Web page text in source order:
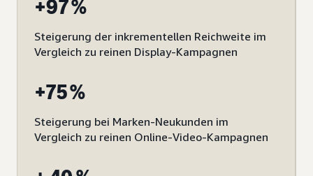
+97 %
Steigerung der inkrementellen Reichweite im
Vergleich zu reinen Display-Kampagnen
+75 %
Steigerung bei Marken-Neukunden im
Vergleich zu reinen Online-Video-Kampagnen